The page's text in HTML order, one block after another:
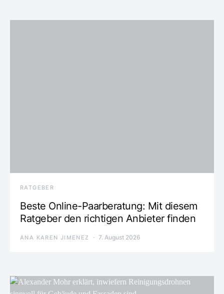
RATGEBER
Beste Online-Paarberatung: Mit diesem
Ratgeber den richtigen Anbieter finden
ANA KAREN JIMENEZ 7. August 2026